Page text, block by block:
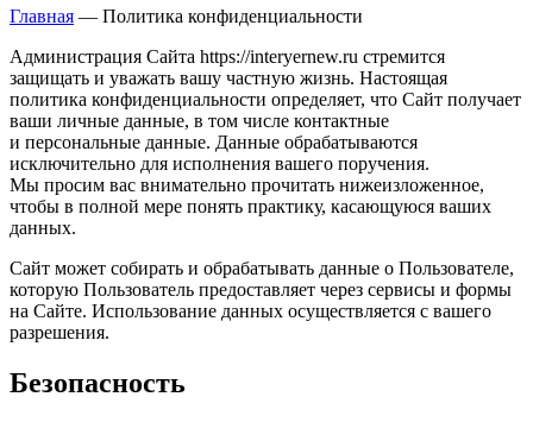
Главная ― Политика конфиденциальности
Администрация Сайта https://interyernew.ru стремится
защищать и уважать вашу частную жизнь. Настоящая
политика конфиденциальности определяет, что Сайт получает
ваши личные данные, в том числе контактные
и персональные данные. Данные обрабатываются
исключительно для исполнения вашего поручения.
Мы просим вас внимательно прочитать нижеизложенное,
чтобы в полной мере понять практику, касающуюся ваших
данных.
Сайт может собирать и обрабатывать данные о Пользователе,
которую Пользователь предоставляет через сервисы и формы
на Сайте. Использование данных осуществляется с вашего
разрешения.
Безопасность